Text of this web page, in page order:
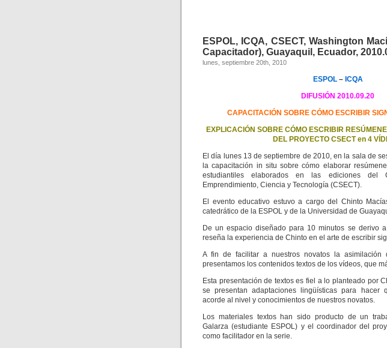
ESPOL, ICQA, CSECT, Washington
Capacitador), Guayaquil, Ecuador,
lunes, septiembre 20th, 2010
ESPOL – ICQA
DIFUSIÓN 2010.09.20
CAPACITACIÓN SOBRE CÓMO ESCRIBIR
EXPLICACIÓN SOBRE CÓMO ESCRIBIR
DEL PROYECTO CSECT en 4
El día lunes 13 de septiembre de 2010, en la sala de
la capacitación in situ sobre cómo elaborar
estudiantiles elaborados en las ediciones del
Emprendimiento, Ciencia y Tecnología (CSECT).
El evento educativo estuvo a cargo del Chinto
catedrático de la ESPOL y de la Universidad de
De un espacio diseñado para 10 minutos se derivo
reseña la experiencia de Chinto en el arte de escribir
A fin de facilitar a nuestros novatos la asimilación
presentamos los contenidos textos de los vídeos, que
Esta presentación de textos es fiel a lo planteado por
se presentan adaptaciones lingüísticas para hacer
acorde al nivel y conocimientos de nuestros novatos.
Los materiales textos han sido producto de un
Galarza (estudiante ESPOL) y el coordinador del
como facilitador en la serie.